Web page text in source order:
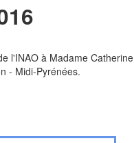
l'INAO à Madame Catherine
- Midi-Pyrénées.